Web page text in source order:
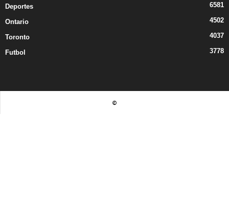
Deportes 6581
Ontario 4502
Toronto 4037
Futbol 3778
©